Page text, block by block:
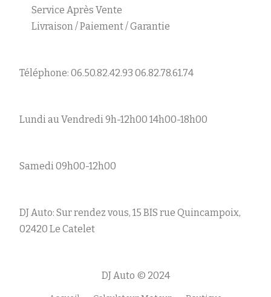
Service Après Vente
Livraison / Paiement / Garantie
Téléphone: 06.50.82.42.93 06.82.78.61.74
Lundi au Vendredi 9h-12h00 14h00-18h00
Samedi 09h00-12h00
DJ Auto: Sur rendez vous, 15 BIS rue Quincampoix,
02420 Le Catelet
DJ Auto © 2024